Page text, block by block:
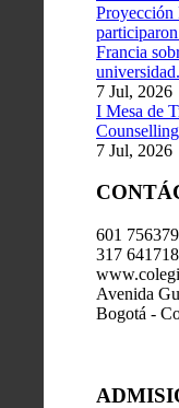
Proyección
Francia
universidad.
7 Jul, 2026
I Mesa de
Counselling
7 Jul, 2026
601
317
Avenida
Bogotá -